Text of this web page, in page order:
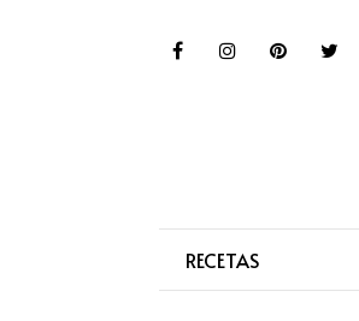
RECETAS